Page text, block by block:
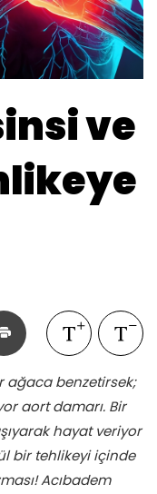
ve
ağaca benzetirsek;
aort damarı. Bir
hayat veriyor
bir tehlikeyi içinde
Acıbadem